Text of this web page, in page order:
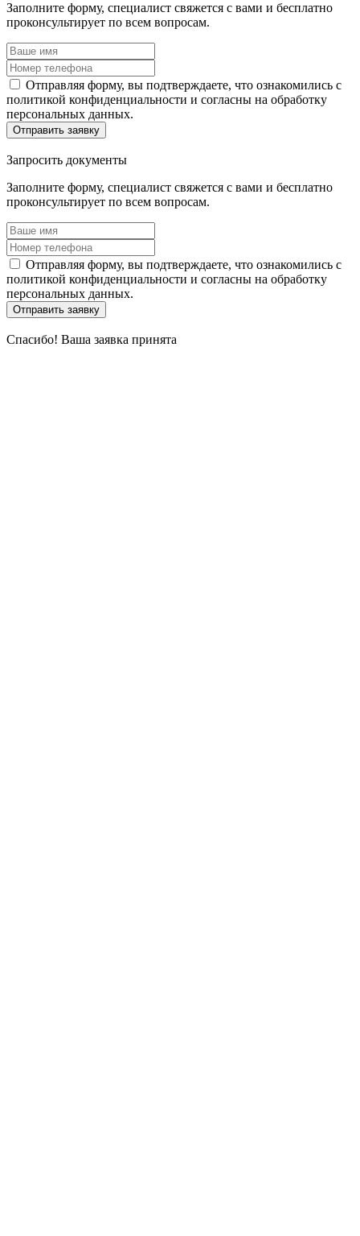
Заполните форму, специалист свяжется с вами и бесплатно
проконсультирует по всем вопросам.
Отправляя форму, вы подтверждаете, что ознакомились с
политикой конфиденциальности и согласны на обработку
персональных данных.
Отправить заявку
Запросить документы
Заполните форму, специалист свяжется с вами и бесплатно
проконсультирует по всем вопросам.
Отправляя форму, вы подтверждаете, что ознакомились с
политикой конфиденциальности и согласны на обработку
персональных данных.
Отправить заявку
Спасибо! Ваша заявка принята